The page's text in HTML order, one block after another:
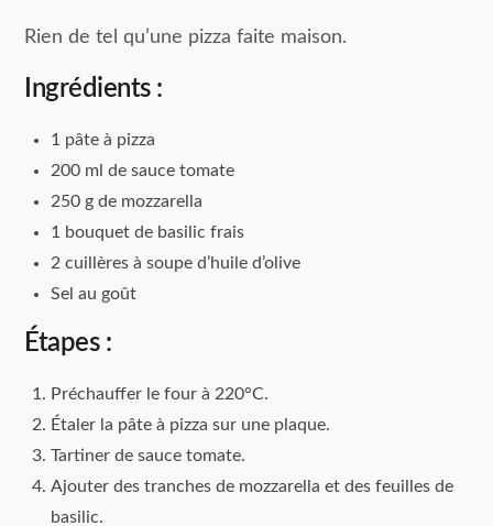
Rien de tel qu’une pizza faite maison.
Ingrédients :
1 pâte à pizza
200 ml de sauce tomate
250 g de mozzarella
1 bouquet de basilic frais
2 cuillères à soupe d’huile d’olive
Sel au goût
Étapes :
Préchauffer le four à 220°C.
Étaler la pâte à pizza sur une plaque.
Tartiner de sauce tomate.
Ajouter des tranches de mozzarella et des feuilles de
basilic.